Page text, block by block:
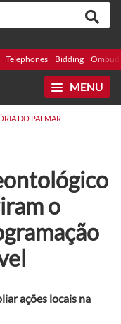
Telephones Bidding
MENU
DO PALMAR
o
ações locais na